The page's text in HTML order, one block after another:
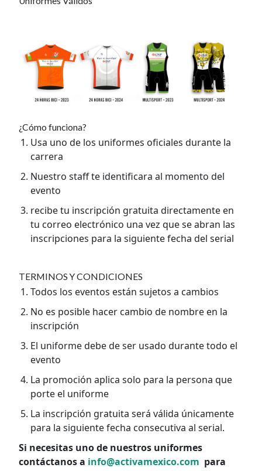
¿Cómo funciona?
Usa uno de los uniformes oficiales durante la
carrera
Nuestro staff te identificara al momento del
evento
recibe tu inscripción gratuita directamente en
tu correo electrónico una vez que se abran las
inscripciones para la siguiente fecha del serial
TERMINOS Y CONDICIONES
Todos los eventos están sujetos a cambios
No es posible hacer cambio de nombre en la
inscripción
El uniforme debe de ser usado durante todo el
evento
La promoción aplica solo para la persona que
porte el uniforme
La inscripción gratuita será válida únicamente
para la siguiente fecha consecutiva al serial.
Si necesitas uno de nuestros uniformes
contáctanos a info@activamexico.com para